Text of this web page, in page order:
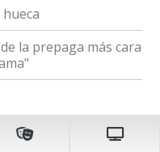
la prepaga más cara